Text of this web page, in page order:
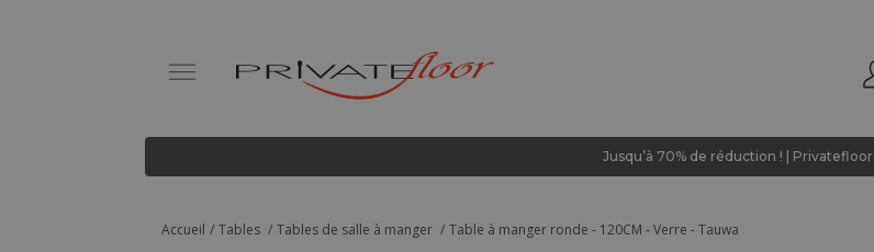
Jusqu’à 70% de réduction ! | Privatefloor
Accueil Tables Tables de salle à manger Table à manger ronde - 120CM - Verre - Tauwa